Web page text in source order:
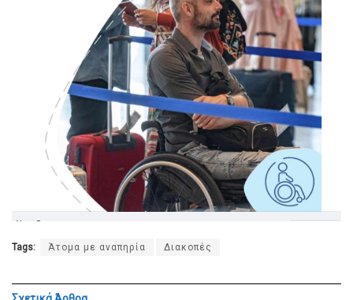
Tags: Άτομα με αναπηρία Διακοπές